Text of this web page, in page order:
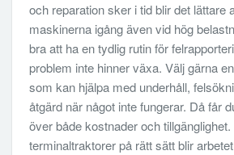
och reparation sker i tid blir det lättare
maskinerna igång även vid hög
bra att ha en tydlig rutin för
problem inte hinner växa. Välj gärna
som kan hjälpa med underhåll,
åtgärd när något inte fungerar. Då får
över både kostnader och
terminaltraktorer på rätt sätt blir